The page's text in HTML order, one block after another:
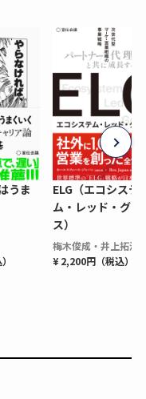
うま
ELG（エコシステ
ム・レッド・グロ
ス）
梅木俊成・井上拓海
¥ 2,200円（税込）